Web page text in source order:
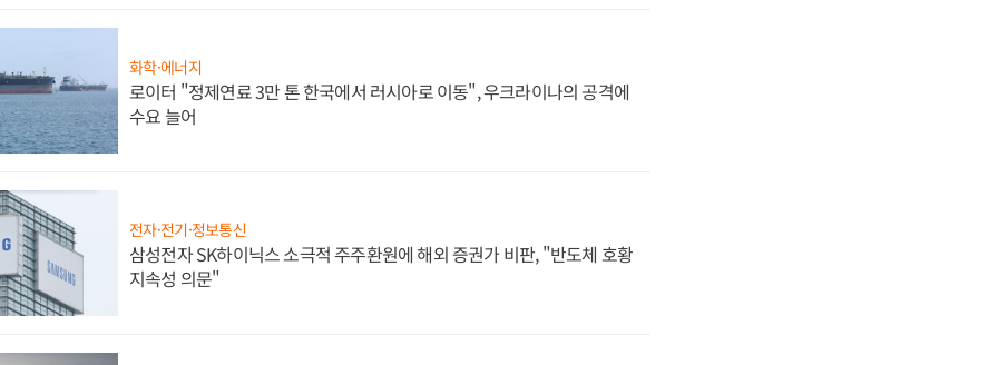
화학·에너지
로이터 "정제연료 3만 톤 한국에서 러시아로 이동", 우크라이나의 공격에
수요 늘어
전자·전기·정보통신
삼성전자 SK하이닉스 소극적 주주환원에 해외 증권가 비판, "반도체 호황
지속성 의문"